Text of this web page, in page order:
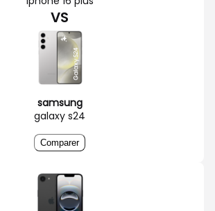
VS
samsung
galaxy s24
Comparer